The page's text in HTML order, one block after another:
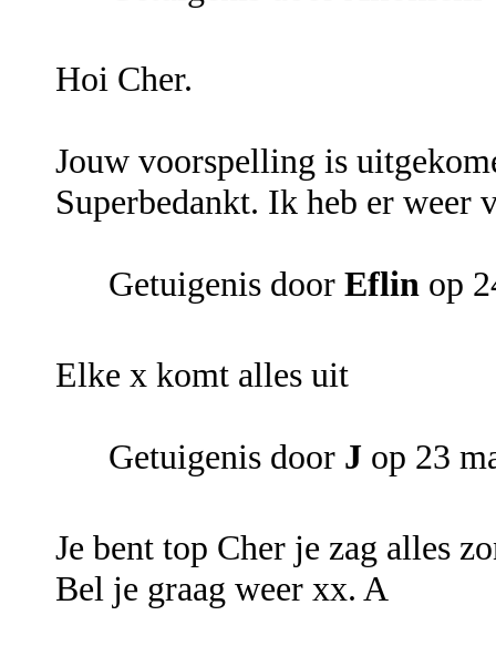
Hoi Cher.
Jouw voorspelling is
Superbedankt. Ik heb er
Getuigenis door Eflin op
Elke x komt alles uit
Getuigenis door J op 23
Je bent top Cher je zag alles
Bel je graag weer xx. A